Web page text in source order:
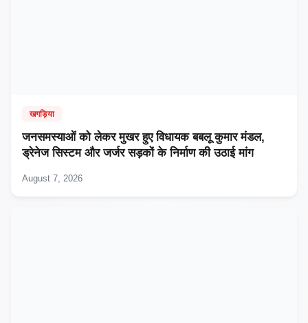
खगड़िया
जनसमस्याओं को लेकर मुखर हुए विधायक बबलू कुमार मंडल,
ड्रेनेज सिस्टम और जर्जर सड़कों के निर्माण की उठाई मांग
August 7, 2026